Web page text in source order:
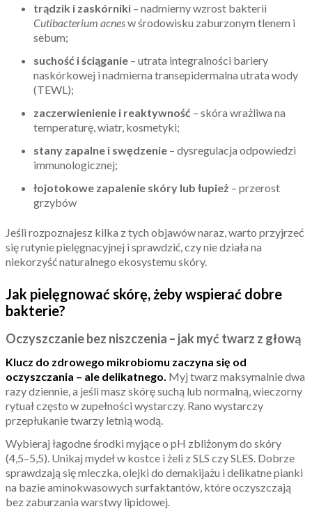
trądzik i zaskórniki – nadmierny wzrost bakterii
Cutibacterium acnesw środowisku zaburzonym tlenem i
sebum;
suchość i ściąganie – utrata integralności bariery
naskórkowej i nadmierna transepidermalna utrata wody
(TEWL);
zaczerwienienie i reaktywność – skóra wrażliwa na
temperaturę, wiatr, kosmetyki;
stany zapalne i swędzenie – dysregulacja odpowiedzi
immunologicznej;
łojotokowe zapalenie skóry lub łupież – przerost
grzybów
Jeśli rozpoznajesz kilka z tych objawów naraz, warto przyjrzeć
się rutynie pielęgnacyjnej i sprawdzić, czy nie działa na
niekorzyść naturalnego ekosystemu skóry.
Jak pielęgnować skórę, żeby wspierać dobre
bakterie?
Oczyszczanie bez niszczenia – jak myć twarz z głową
Klucz do zdrowego mikrobiomu zaczyna się od
oczyszczania – ale delikatnego. Myj twarz maksymalnie dwa
razy dziennie, a jeśli masz skórę suchą lub normalną, wieczorny
rytuał często w zupełności wystarczy. Rano wystarczy
przepłukanie twarzy letnią wodą.
Wybieraj łagodne środki myjące o pH zbliżonym do skóry
(4,5–5,5). Unikaj mydeł w kostce i żeli z SLS czy SLES. Dobrze
sprawdzają się mleczka, olejki do demakijażu i delikatne pianki
na bazie aminokwasowych surfaktantów, które oczyszczają
bez zaburzania warstwy lipidowej.